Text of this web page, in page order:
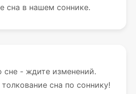
сна в нашем соннике.
сне - ждите изменений.
сна по соннику!